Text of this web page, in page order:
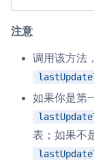
注意
调用该方法
如果你是第
表；如果不